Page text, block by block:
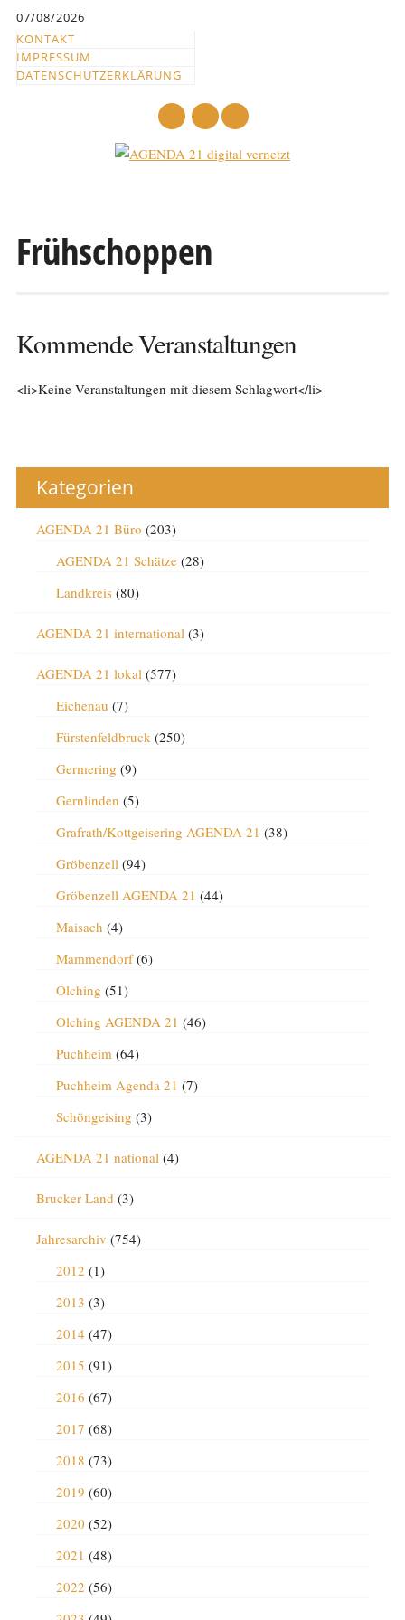
springen
07/08/2026
KONTAKT
IMPRESSUM
DATENSCHUTZERKLÄRUNG
zum
Frühschoppen
Kommende Veranstaltungen
<li>Keine Veranstaltungen mit diesem Schlagwort</li>
Kategorien
AGENDA 21 Büro (203)
AGENDA 21 Schätze(28)
Landkreis(80)
AGENDA 21 international(3)
AGENDA 21 lokal(577)
Eichenau (7)
Fürstenfeldbruck(250)
Germering (9)
Gernlinden (5)
Grafrath/Kottgeisering AGENDA 21 (38)
Gröbenzell(94)
Gröbenzell AGENDA 21 (44)
Maisach (4)
Mammendorf(6)
Olching (51)
Olching AGENDA 21 (46)
Puchheim(64)
Puchheim Agenda 21 (7)
Schöngeising (3)
AGENDA 21 national(4)
Brucker Land (3)
Jahresarchiv (754)
2012 (1)
2013 (3)
2014 (47)
2015 (91)
2016 (67)
2017 (68)
2018 (73)
2019 (60)
2020 (52)
2021 (48)
2022 (56)